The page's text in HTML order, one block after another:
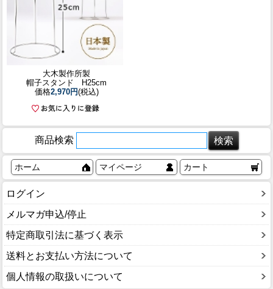
大木製作所製
帽子スタンド H25cm
価格2,970円(税込)
商品検索
ホーム マイページ カート
ログイン
メルマガ申込/停止
特定商取引法に基づく表示
送料とお支払い方法について
個人情報の取扱いについて